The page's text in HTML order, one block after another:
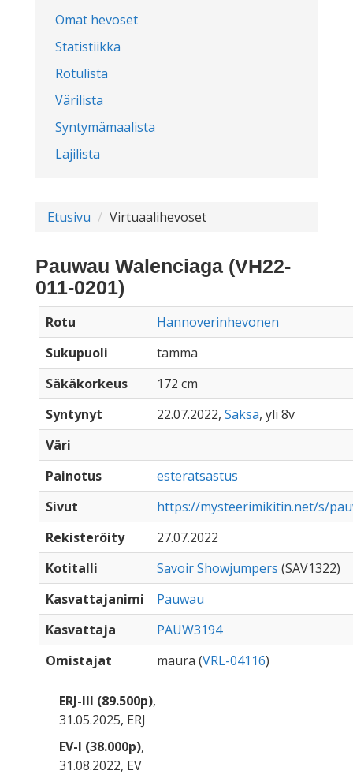
Omat hevoset
Statistiikka
Rotulista
Värilista
Syntymämaalista
Lajilista
Etusivu Virtuaalihevoset
Pauwau Walenciaga (VH22-
011-0201)
Rotu
Hannoverinhevonen
Sukupuoli
tamma
Säkäkorkeus
172 cm
Syntynyt
22.07.2022, Saksa, yli 8v
Väri
Painotus
esteratsastus
Sivut
https://mysteerimikitin.net/s/
Rekisteröity
27.07.2022
Kotitalli
Savoir Showjumpers (SAV1322)
Kasvattajanimi
Pauwau
Kasvattaja
PAUW3194
Omistajat
maura (VRL-04116)
ERJ-III (89.500p),
31.05.2025, ERJ
EV-I (38.000p),
31.08.2022, EV